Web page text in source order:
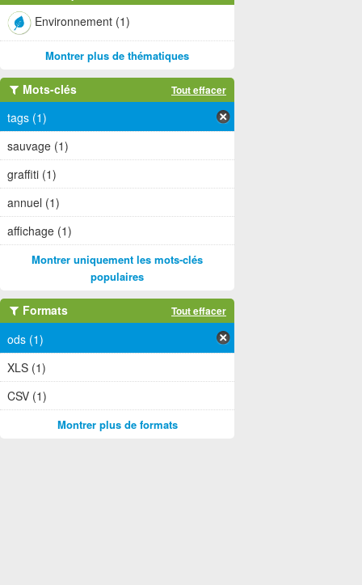
Environnement (1)
Montrer plus de thématiques
Mots-clés Tout effacer
tags (1)
sauvage (1)
graffiti (1)
annuel (1)
affichage (1)
Montrer uniquement les mots-clés
populaires
Formats Tout effacer
ods (1)
XLS (1)
CSV (1)
Montrer plus de formats